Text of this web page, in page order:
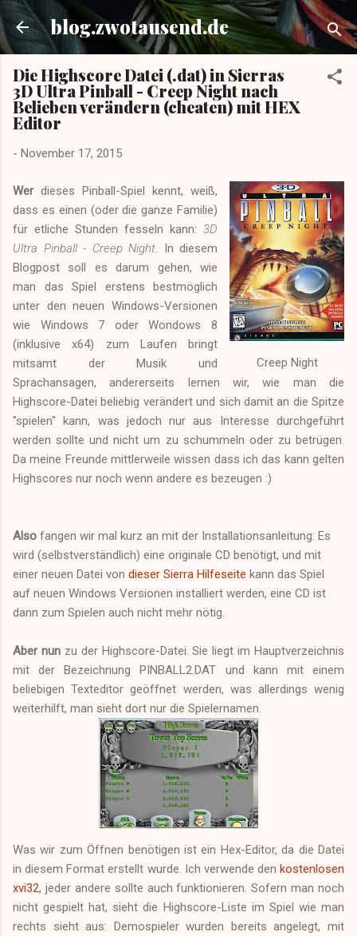
Direkt zum Hauptbereich
blog.zwotausend.de
Die Highscore Datei (.dat) in Sierras
3D Ultra Pinball - Creep Night nach
Belieben verändern (cheaten) mit HEX
Editor
- November 17, 2015
Creep Night
Werdieses Pinball-Spiel kennt, weiß,
dass es einen (oder die ganze Familie)
für etliche Stunden fesseln kann: 3D
Ultra Pinball - Creep Night . In diesem
Blogpost soll es darum gehen, wie
man das Spiel erstens bestmöglich
unter den neuen Windows-Versionen
wie Windows 7 oder Wondows 8
(inklusive x64) zum Laufen bringt
mitsamt der Musik und
Sprachansagen, andererseits lernen wir, wie man die
Highscore-Datei beliebig verändert und sich damit an die Spitze
"spielen" kann, was jedoch nur aus Interesse durchgeführt
werden sollte und nicht um zu schummeln oder zu betrügen.
Da meine Freunde mittlerweile wissen dass ich das kann gelten
Highscores nur noch wenn andere es bezeugen :)
Also fangen wir mal kurz an mit der Installationsanleitung: Es
wird (selbstverständlich) eine originale CD benötigt, und mit
einer neuen Datei von dieser Sierra Hilfeseite kann das Spiel
auf neuen Windows Versionen installiert werden, eine CD ist
dann zum Spielen auch nicht mehr nötig.
Aber nunzu der Highscore-Datei. Sie liegt im Hauptverzeichnis
mit der Bezeichnung PINBALL2.DAT und kann mit einem
beliebigen Texteditor geöffnet werden, was allerdings wenig
weiterhilft, man sieht dort nur die Spielernamen.
Was wir zum Öffnen benötigen ist ein Hex-Editor, da die Datei
in diesem Format erstellt wurde. Ich verwende den kostenlosen
xvi32, jeder andere sollte auch funktionieren. Sofern man noch
nicht gespielt hat, sieht die Highscore-Liste im Spiel wie man
rechts sieht aus: Demospieler wurden bereits angelegt, mit